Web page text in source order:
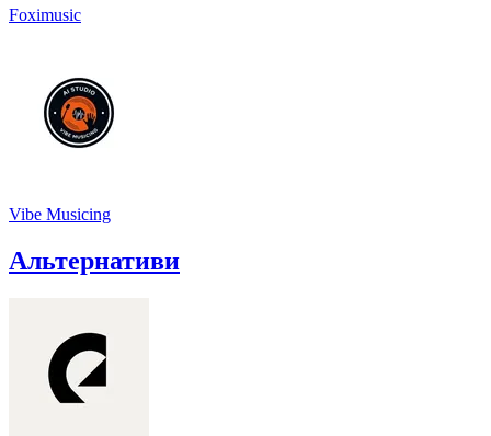
Foximusic
Vibe Musicing
Альтернативи